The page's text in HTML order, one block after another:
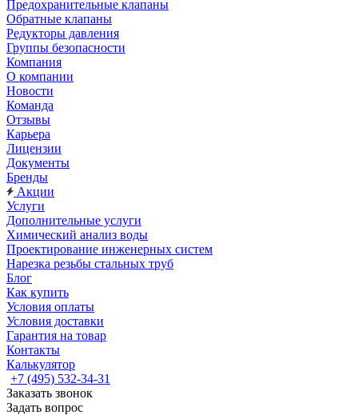
Предохранительные клапаны
Обратные клапаны
Редукторы давления
Группы безопасности
Компания
О компании
Новости
Команда
Отзывы
Карьера
Лицензии
Документы
Бренды
Акции
Услуги
Дополнительные услуги
Химический анализ воды
Проектирование инженерных систем
Нарезка резьбы стальных труб
Блог
Как купить
Условия оплаты
Условия доставки
Гарантия на товар
Контакты
Калькулятор
+7 (495) 532‑34‑31
Заказать звонок
Задать вопрос